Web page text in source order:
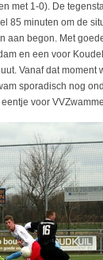
met 1-0). De
85 minuten om de
aan begon. Met
en een voor
Vanaf dat moment
sporadisch nog
voor